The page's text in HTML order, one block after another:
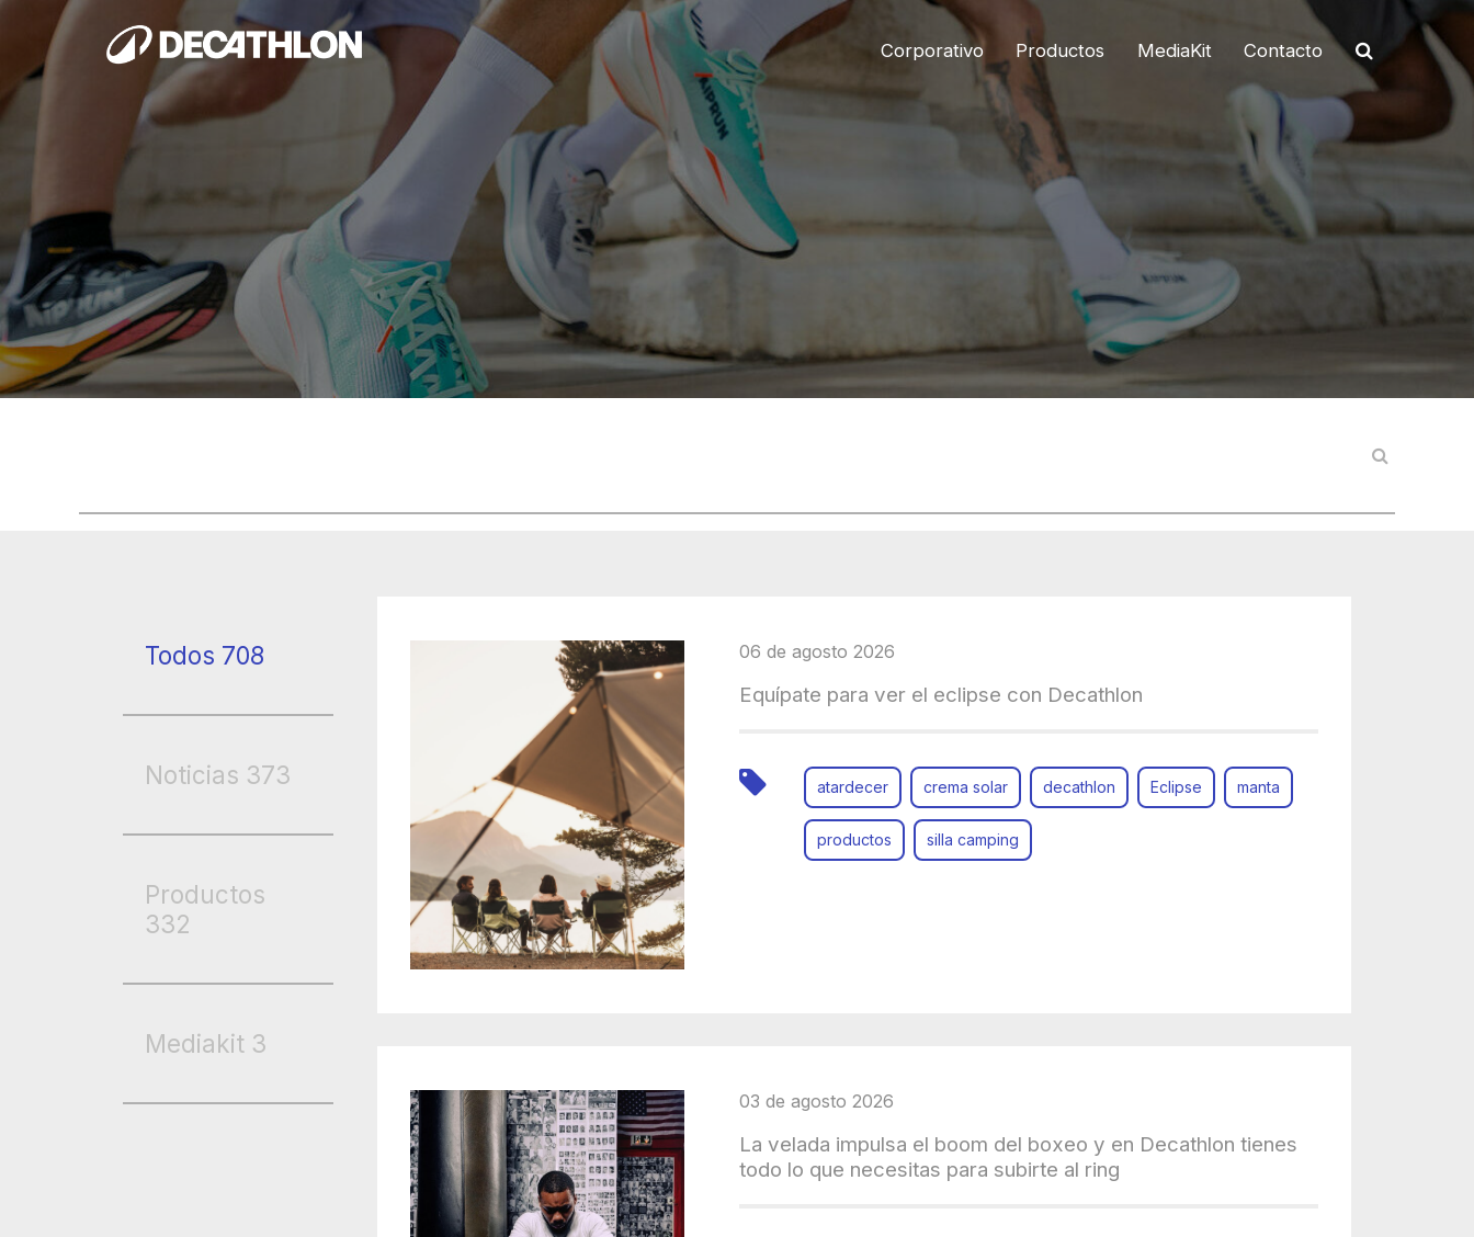
Corporativo Productos MediaKit Contacto
Todos 708
Noticias 373
Productos
332
Mediakit 3
06 de agosto 2026
Equípate para ver el eclipse con Decathlon
atardecer crema solar decathlon Eclipse manta
productos silla camping
03 de agosto 2026
La velada impulsa el boom del boxeo y en Decathlon tienes
todo lo que necesitas para subirte al ring